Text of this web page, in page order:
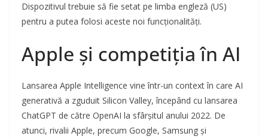
Dispozitivul trebuie să fie setat pe limba engleză (US)
pentru a putea folosi aceste noi funcționalități.
Apple și competiția în AI
Lansarea Apple Intelligence vine într-un context în care AI
generativă a zguduit Silicon Valley, începând cu lansarea
ChatGPT de către OpenAI la sfârșitul anului 2022. De
atunci, rivalii Apple, precum Google, Samsung și